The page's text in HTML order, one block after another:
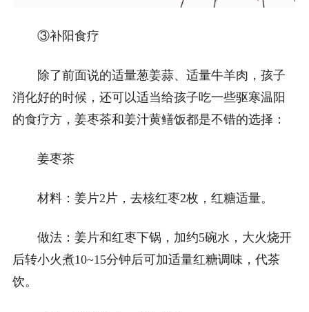
③补阳食疗
除了前面说的适量葱姜蒜、适量牛羊肉，孩子
消化好的时候，还可以适当给孩子吃一些驱寒温阳
的食疗方，姜枣茶和姜汁黄鳝饭都是不错的选择：
姜枣茶
材料：姜片2片，去核红枣2枚，红糖适量。
做法：姜片和红枣下锅，加约5碗水，大火烧开
后转小火煮10~15分钟后可加适量红糖调味，代茶
饮。